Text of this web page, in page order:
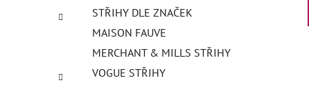
STŘIHY DLE ZNAČEK
MAISON FAUVE
MERCHANT & MILLS STŘIHY
VOGUE STŘIHY